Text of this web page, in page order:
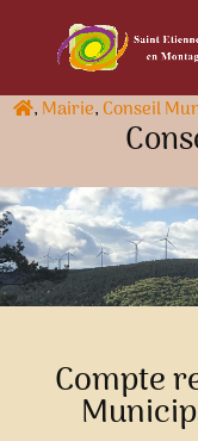
, Mairie, Conseil
Compte